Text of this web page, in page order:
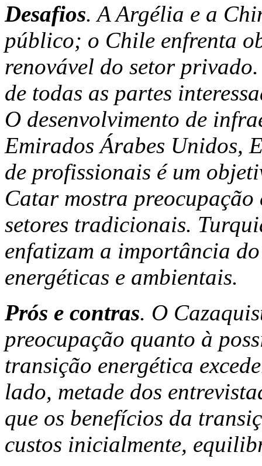
Desafios. A Argélia e a
público; o Chile enfrenta
renovável do setor
de todas as partes
O desenvolvimento de
Emirados Árabes Unidos,
de profissionais é um
Catar mostra preocupação
setores tradicionais.
enfatizam a importância
energéticas e ambientais.
Prós e contras. O
preocupação quanto à
transição energética
lado, metade dos
que os benefícios da
custos inicialmente,